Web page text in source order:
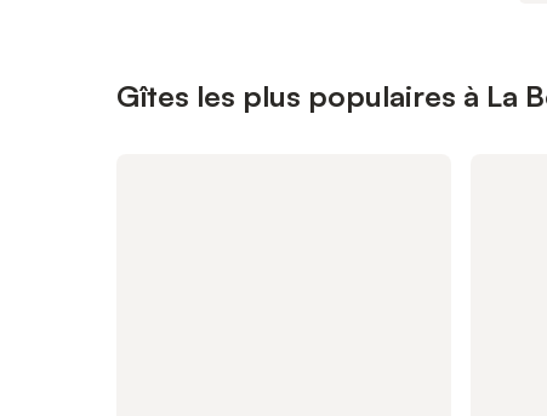
Gîtes les plus populaires à La